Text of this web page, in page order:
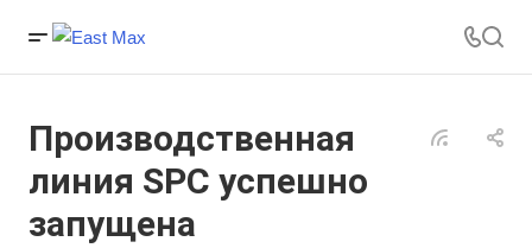
Производственная
линия SPC успешно
запущена